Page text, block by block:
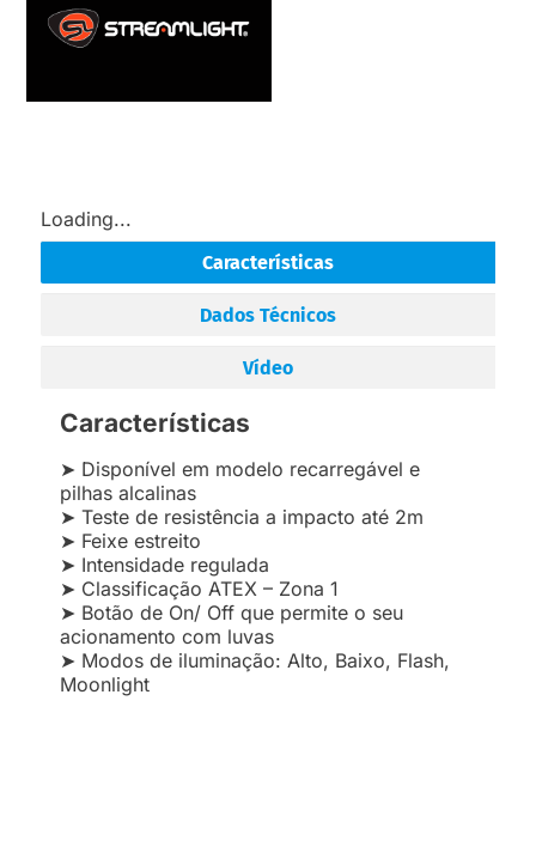
Loading...
Características
Dados Técnicos
Vídeo
Características
➤ Disponível em modelo recarregável e
pilhas alcalinas
➤ Teste de resistência a impacto até 2m
➤ Feixe estreito
➤ Intensidade regulada
➤ Classificação ATEX – Zona 1
➤ Botão de On/ Off que permite o seu
acionamento com luvas
➤ Modos de iluminação: Alto, Baixo, Flash,
Moonlight